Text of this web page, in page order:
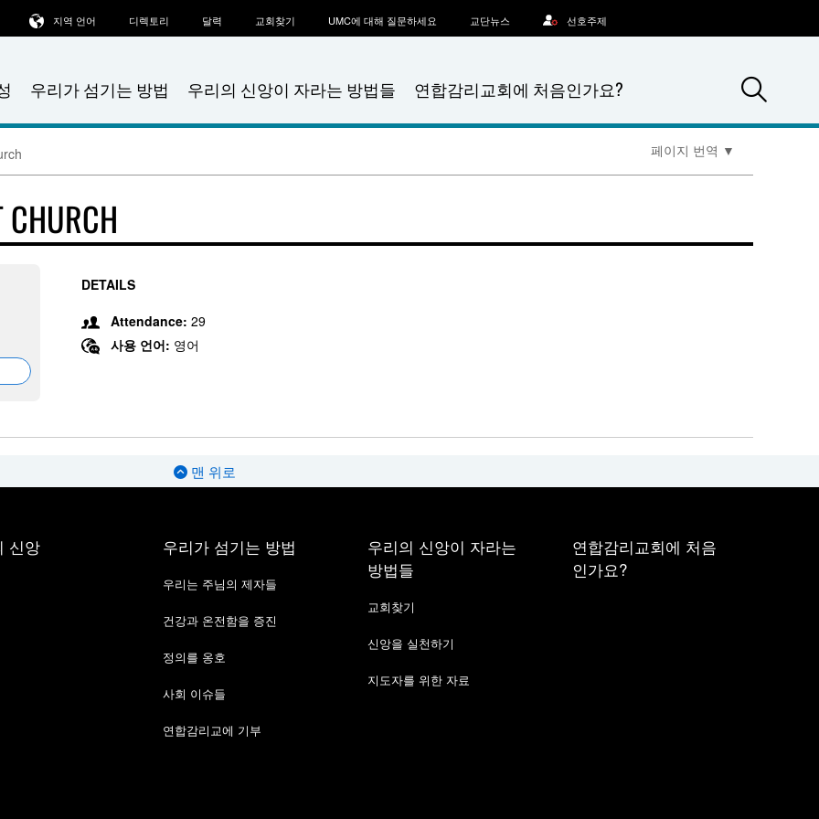
우리가 섬기는 방법 우리의 신앙이 자라는 방법들 연합감리교회에 처음인가요?
지역 언어 디렉토리 달력 교회찾기 UMC에 대해 질문하세요 교단뉴스 선호주제
페이지 번역 ▼
CHURCH
DETAILS
Attendance: 29
사용 언어: 영어
맨 위로
신앙 우리가 섬기는 방법
우리는 주님의 제자들
건강과 온전함을 증진
정의를 옹호
사회 이슈들
연합감리교에 기부
우리의 신앙이 자라는
방법들
교회찾기
신앙을 실천하기
지도자를 위한 자료
연합감리교회에 처음
인가요?